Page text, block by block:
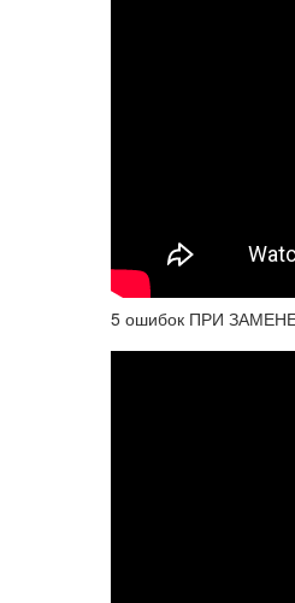
5 ошибок ПРИ